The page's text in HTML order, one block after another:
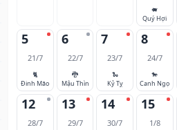
🐖
Quý Hợi
5
21/7
🐈
Đinh Mão
6
22/7
🐉
Mậu Thìn
7
23/7
🐍
Kỷ Tỵ
8
24/7
🐎
Canh Ngọ
12
28/7
13
29/7
14
30/7
15
1/8